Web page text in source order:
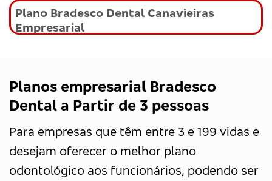
Plano Bradesco Dental Canavieiras
Empresarial
Planos empresarial Bradesco
Dental a Partir de 3 pessoas
Para empresas que têm entre 3 e 199 vidas e
desejam oferecer o melhor plano
odontológico aos funcionários, podendo ser